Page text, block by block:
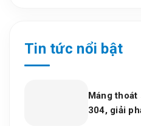
Tin tức nổi bật
Máng thoát
304, giải